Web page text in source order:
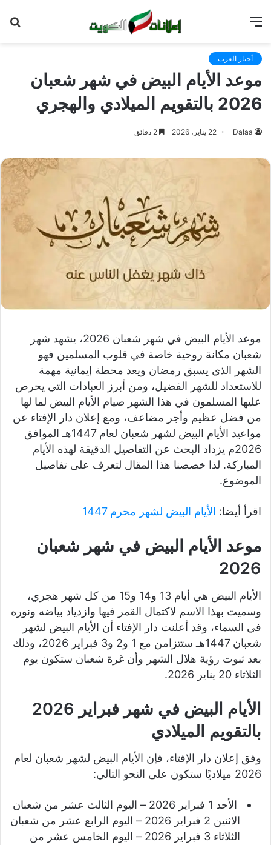
أخبار العرب
موعد الأيام البيض في شهر شعبان
2026 بالتقويم الميلادي والهجري
Dalaa 22 يناير، 2026
موعد الأيام البيض في شهر شعبان 2026، يشهد شهر
شعبان مكانة روحية خاصة في قلوب المسلمين فهو
الشهر الذي يسبق رمضان ويعد محطة إيمانية مهمة
للاستعداد للشهر الفضيل، ومن أبرز العبادات التي يحرص
عليها المسلمون في هذا الشهر صيام الأيام البيض لما لها
من فضل عظيم وأجر مضاعف، ومع إعلان دار الإفتاء عن
مواعيد الأيام البيض لشهر شعبان لعام 1447هـ الموافق
2026م يزداد البحث عن التفاصيل الدقيقة لهذه الأيام
المباركة. لذا خصصنا هذا المقال لتعرف على تفاصيل
الموضوع.
اقرأ أيضا: الأيام البيض لشهر محرم 1447
موعد الأيام البيض في شهر شعبان
2026
الأيام البيض هي أيام 13 و14 و15 من كل شهر هجري،
وسميت بهذا الاسم لاكتمال القمر فيها وازدياد بياضه ونوره
في السماء، وقد أعلنت دار الإفتاء أن الأيام البيض لشهر
شعبان 1447هـ ستتزامن مع 1 و2 و3 فبراير 2026، وذلك
بعد ثبوت رؤية هلال الشهر وأن غرة شعبان ستكون يوم
الثلاثاء 20 يناير 2026.
الأيام البيض في شهر فبراير 2026
بالتقويم الميلادي
وفق إعلان دار الإفتاء، فإن الأيام البيض لشهر شعبان لعام
2026 ميلاديًا ستكون على النحو التالي:
الأحد 1 فبراير 2026 – اليوم الثالث عشر من شعبان
الاثنين 2 فبراير 2026 – اليوم الرابع عشر من شعبان
الثلاثاء 3 فبراير 2026 – اليوم الخامس عشر من